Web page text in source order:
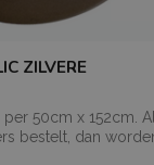
ZILVERE
50cm x 152cm.
bestelt, dan